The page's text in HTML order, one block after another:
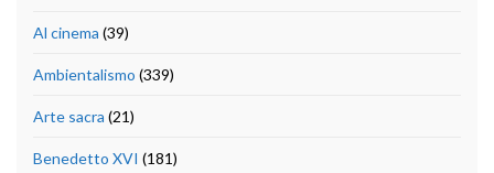
Al cinema (39)
Ambientalismo (339)
Arte sacra (21)
Benedetto XVI (181)